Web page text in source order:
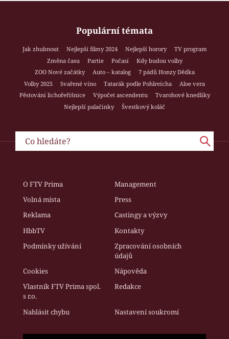
Populární témata
Jak zhubnout Nejlepší filmy 2024 Nejlepší horory
TV program
Změna času
Partie Počasí
Kdy budou volby
ZOO Nové začátky
Auto – katalog
7 pádů Honzy Dědka
Volby 2025
Svařené víno Tatarák podle Pohlreicha
Aloe vera
Pěstování lichořeřišnice
Výpočet ascendentu
Tvarohové knedlíky
Nejlepší palačinky
Švestkový koláč
O FTV Prima
Management
Volná místa
Press
Reklama
Castingy a výzvy
HbbTV
Kontakty
Podmínky užívání
Zpracování osobních
údajů
Cookies
Nápověda
Vlastník FTV Prima spol.
s r.o.
Redakce
Nahlásit chybu Nastavení soukromí